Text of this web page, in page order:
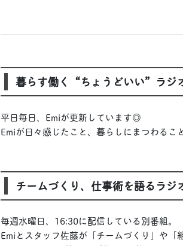
暮らす働く“ちょうどいい”ラジ
平日毎日、Emiが更新しています◎
Emiが日々感じたこと、暮らしにまつわるこ
チームづくり、仕事術を語るラジ
毎週水曜日、16:30に配信している別番組。
Emiとスタッフ佐藤が「チームづくり」や